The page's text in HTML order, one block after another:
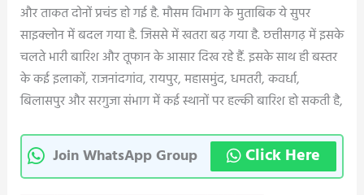
और ताकत दोनों प्रचंड हो गई है. मौसम विभाग के मुताबिक ये सुपर
साइक्लोन में बदल गया है. जिससे में खतरा बढ़ गया है. छत्तीसगढ़ में इसके
चलते भारी बारिश और तूफान के आसार दिख रहे हैं. इसके साथ ही बस्तर
के कई इलाकों, राजनांदगांव, रायपुर, महासमुंद, धमतरी, कवर्धा,
बिलासपुर और सरगुजा संभाग में कई स्थानों पर हल्की बारिश हो सकती है,
Join WhatsApp Group Click Here